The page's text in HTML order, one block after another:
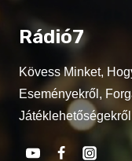
Rádió7
Kövess Minket,
Eseményekről,